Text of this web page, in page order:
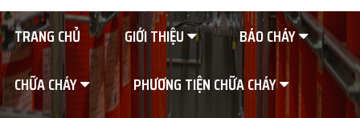
TRANG CHỦ GIỚI THIỆU
BÁO CHÁY
CHỮA CHÁY
PHƯƠNG TIỆN CHỮA CHÁY